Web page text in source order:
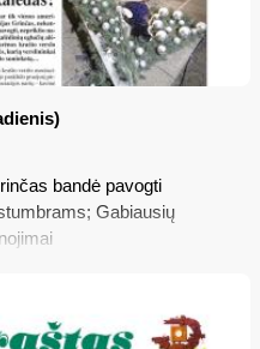
bandė pavogti
Gabiausių